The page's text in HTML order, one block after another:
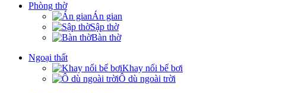
Phòng thờ
Án gian
Sập thờ
Bàn thờ
Ngoại thất
Khay nổi bể bơi
Ô dù ngoài trời